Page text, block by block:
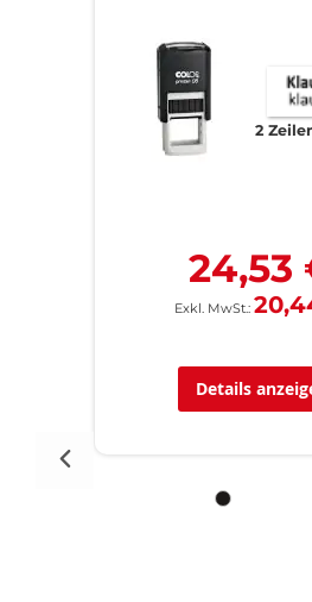
2
24,53
Details